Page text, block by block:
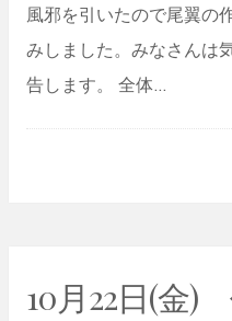
風邪を引いたので尾翼の
みしました。みなさんは
告します。 全体…
10月22日(金)